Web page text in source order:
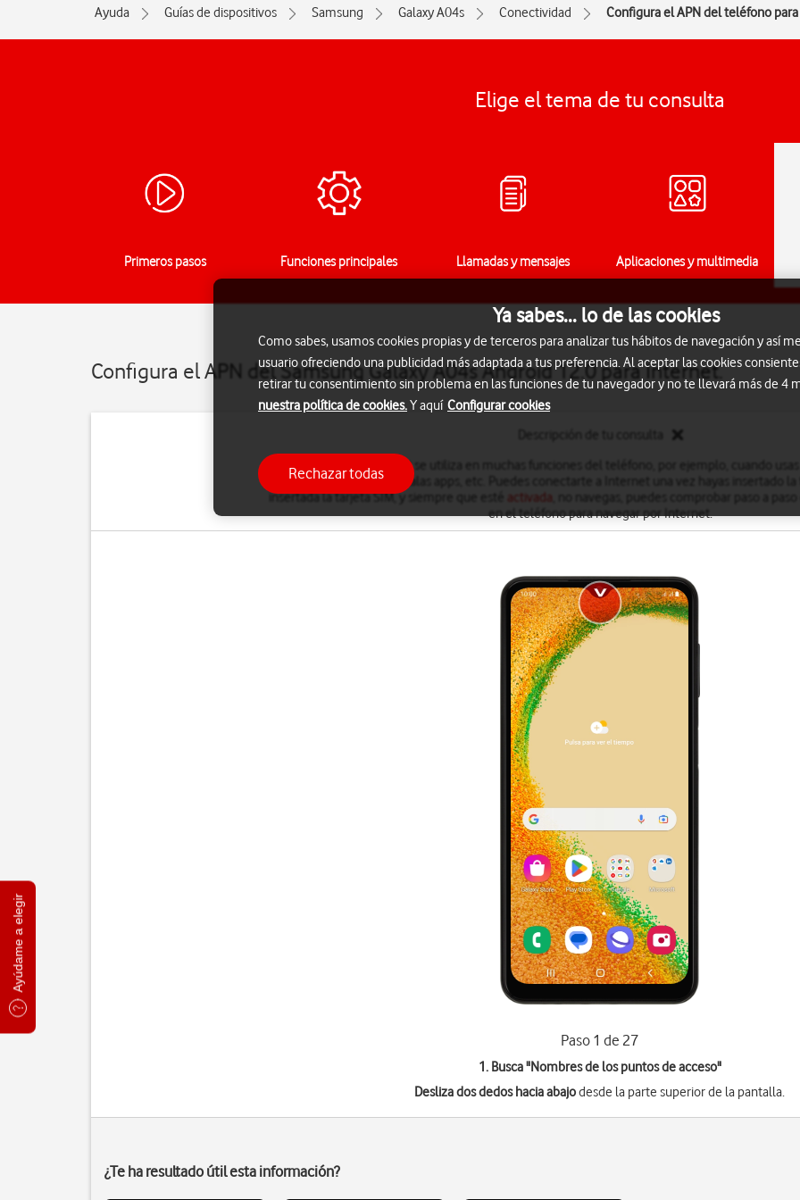
Ayúdame a elegir
Ayuda Guías de dispositivos Samsung Galaxy A04s Conectividad Configura el APN del teléfono
Elige el tema de tu consulta
Primeros pasos Funciones principales Llamadas y mensajes Aplicaciones y multimedia
Configura el APN del Samsung Galaxy A04s Android 12.0 para Internet.
La conexión de Internet se utiliza en muchas funciones del teléfono, por ejemplo, cuando
correo electrónico, instalas apps, etc. Puedes conectarte a Internet una vez hayas insertado la
insertada la tarjeta SIM, y siempre que esté
activada
en el teléfono para navegar por Internet.
Paso 1 de 27
1. Busca "Nombres de los puntos de acceso"
Desliza dos dedos hacia abajodesde la parte superior de la pantalla.
¿Te ha resultado útil esta información?
Ya sabes... lo de las cookies
Como sabes, usamos cookies propias y de terceros para analizar tus hábitos de navegación y así
usuario ofreciendo una publicidad más adaptada a tus preferencia. Al aceptar las cookies
retirar tu consentimiento sin problema en las funciones de tu navegador y no te llevará más de 4
nuestra política de cookies.Y aquí Configurar cookies
Rechazar todas